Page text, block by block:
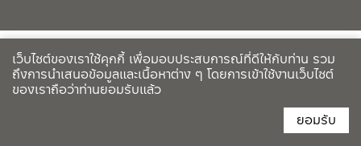
เว็บไซต์ของเราใช้คุกกี้ เพื่อมอบประสบการณ์ที่ดีให้กับท่าน รวม
ถึงการนำเสนอข้อมูลและเนื้อหาต่าง ๆ โดยการเข้าใช้งานเว็บไซต์
ของเราถือว่าท่านยอมรับแล้ว
ยอมรับ